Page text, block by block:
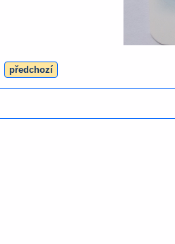
předchozí